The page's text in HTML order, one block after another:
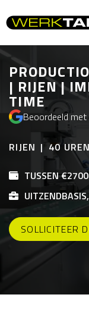
| RIJEN |
TIME
Beoordeeld met
RIJEN 40
TUSSEN
SOLLICITEER